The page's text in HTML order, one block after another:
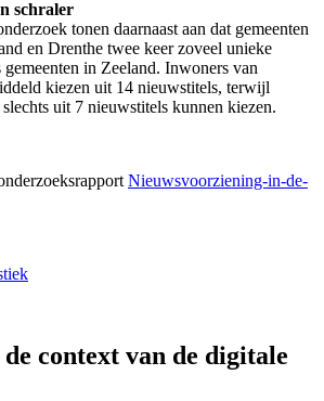
schraler
tonen daarnaast aan dat gemeenten
en Drenthe twee keer zoveel unieke
in Zeeland. Inwoners van
kiezen uit 14 nieuwstitels, terwijl
uit 7 nieuwstitels kunnen kiezen.
Nieuwsvoorziening-in-de-
context van de digitale